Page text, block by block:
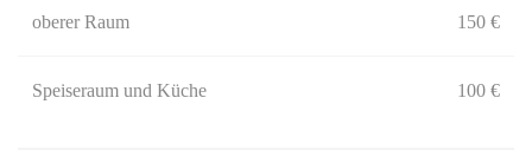
oberer Raum 150 €
Speiseraum und Küche 100 €